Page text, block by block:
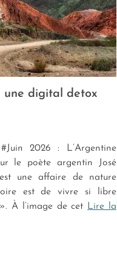
une digital detox
2026 : L’Argentine
le poète argentin José
une affaire de nature
est de vivre si libre
À l’image de cet Lire la